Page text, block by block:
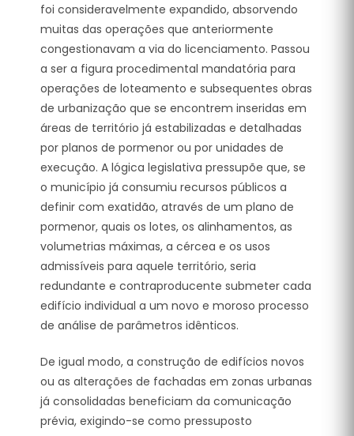
foi consideravelmente expandido, absorvendo
muitas das operações que anteriormente
congestionavam a via do licenciamento. Passou
a ser a figura procedimental mandatória para
operações de loteamento e subsequentes obras
de urbanização que se encontrem inseridas em
áreas de território já estabilizadas e detalhadas
por planos de pormenor ou por unidades de
execução. A lógica legislativa pressupõe que, se
o município já consumiu recursos públicos a
definir com exatidão, através de um plano de
pormenor, quais os lotes, os alinhamentos, as
volumetrias máximas, a cércea e os usos
admissíveis para aquele território, seria
redundante e contraproducente submeter cada
edifício individual a um novo e moroso processo
de análise de parâmetros idênticos.
De igual modo, a construção de edifícios novos
ou as alterações de fachadas em zonas urbanas
já consolidadas beneficiam da comunicação
prévia, exigindo-se como pressuposto